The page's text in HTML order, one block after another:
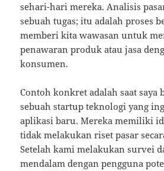
sehari-hari mereka. Analisis
sebuah tugas; itu adalah proses
memberi kita wawasan untuk
penawaran produk atau jasa
konsumen.
Contoh konkret adalah saat saya
sebuah startup teknologi yang
aplikasi baru. Mereka memiliki
tidak melakukan riset pasar
Setelah kami melakukan survei
mendalam dengan pengguna